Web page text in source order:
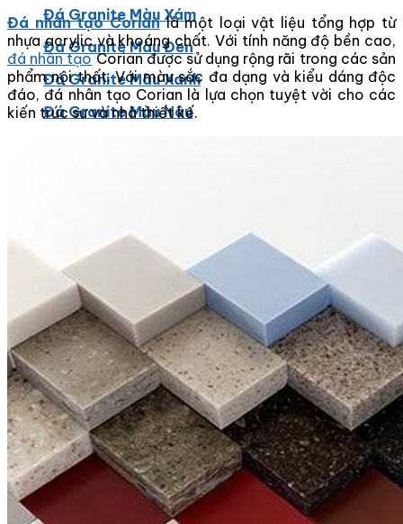
Đá Granite Màu Xám
Đá Granite Màu Đen
Đá Granite Màu Xanh
Đá Granite Màu Nâu
Đá Marble Màu Kem
Đá Marble Màu Nâu
Đá Marble Màu Đen
Đá Marble Màu Đỏ
Đá Marble Màu Vàng
Đá Marble Màu Trắng
Đá Marble Màu Xanh
Đá Ốp
Đá Ốp Bàn Bếp Nhân Tạo​
Đá Ốp Mộ
Đá nhân tạo Corianlà một loại vật liệu tổng hợp từ
nhựa acrylic và khoáng chất. Với tính năng độ bền cao,
đá nhân tạoCorian được sử dụng rộng rãi trong các sản
phẩm nội thất. Với màu sắc đa dạng và kiểu dáng độc
đáo, đá nhân tạo Corian là lựa chọn tuyệt vời cho các
kiến trúc sư và nhà thiết kế.